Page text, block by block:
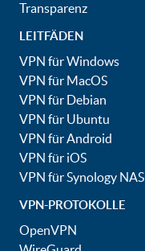
Transparenz
LEITFÄDEN
VPN für Windows
VPN für MacOS
VPN für Debian
VPN für Ubuntu
VPN für Android
VPN für iOS
VPN für Synology NAS
VPN-PROTOKOLLE
OpenVPN